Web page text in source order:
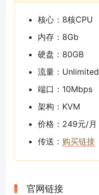
核心：8核CPU
内存：8Gb
硬盘：80GB
流量：Unlimited
端口：10Mbps
架构：KVM
价格：249元/月
传送： 购买链接
官网链接